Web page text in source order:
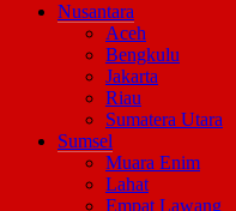
Nusantara
Aceh
Bengkulu
Jakarta
Riau
Sumatera Utara
Sumsel
Muara Enim
Lahat
Empat Lawang